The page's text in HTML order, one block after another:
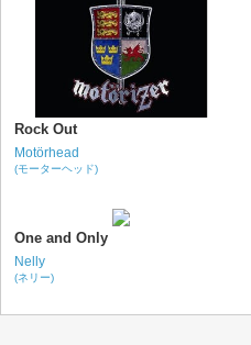
Rock Out
Motörhead
(モーターヘッド)
One and Only
Nelly
(ネリー)